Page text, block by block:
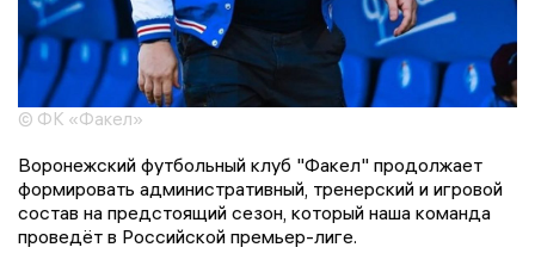
© ФК «Факел»
Воронежский футбольный клуб "Факел" продолжает
формировать административный, тренерский и игровой
состав на предстоящий сезон, который наша команда
проведёт в Российской премьер-лиге.